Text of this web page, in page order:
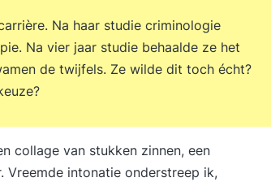
Na haar studie criminologie
Na vier jaar studie behaalde ze het
de twijfels. Ze wilde dit toch écht?
collage van stukken zinnen, een
Vreemde intonatie onderstreep ik,